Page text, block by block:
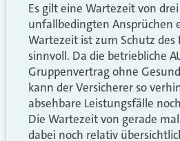
Es gilt eine Wartezeit von
unfallbedingten Ansprüchen
Wartezeit ist zum Schutz des
sinnvoll. Da die betriebliche
Gruppenvertrag ohne
kann der Versicherer so
absehbare Leistungsfälle
Die Wartezeit von gerade
dabei noch relativ